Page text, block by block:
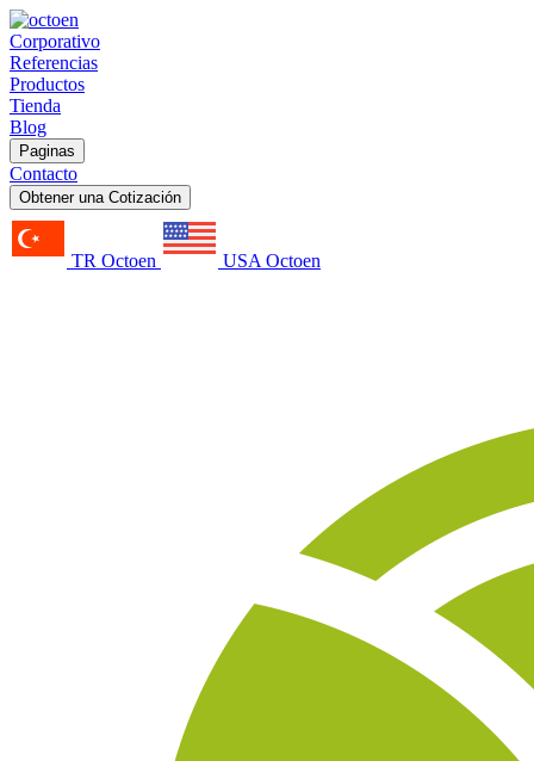
Corporativo
Referencias
Productos
Tienda
Blog
Paginas
Contacto
Obtener una Cotización
TR Octoen USA Octoen